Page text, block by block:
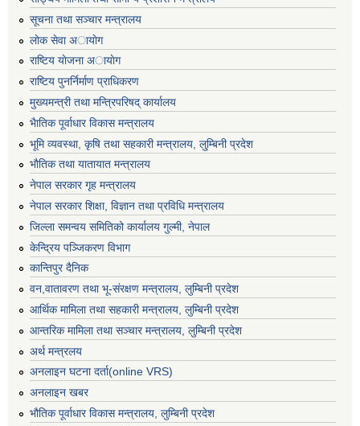
सूचना तथा सञ्चार मन्त्रालय
लाेक सेवा अायाेग
राष्टिय याेजना अायाेग
राष्टिय पुनर्निर्माण प्राधिकरण
मुख्यमन्त्री तथा मन्त्रिपरिषद् कार्यालय
भैातिक पूर्वाधार विकास मन्त्रालय
भूमि व्यवस्था, कृषि तथा सहकारी मन्त्रालय, लु्म्बिनी प्रदेश
भाैतिक तथा यातायात मन्त्रालय
नेपाल सरकार गृह मन्त्रालय
नेपाल सरकार शिक्षा, विज्ञान तथा प्रविधि मन्त्रालय
जिल्ला समन्वय समितिको कार्यालय गुल्मी, नेपाल
केन्द्रिय पञ्जिकरण विभाग
कान्तिपुर दैनिक
वन,वातावरण तथा भू-संरक्षण मन्त्रालय, लुम्बिनी प्रदेश
आर्थिक मामिला तथा सहकारी मन्त्रालय, लुम्बिनी प्रदेश
आन्तरिक मामिला तथा सञ्चार मन्त्रालय, लुम्बिनी प्रदेश
अर्थ मन्त्रलय
अनलाइन घटना दर्ता(online VRS)
अनलाइन खबर
भौतिक पूर्वाधार विकास मन्त्रालय, लुम्बिनी प्रदेश